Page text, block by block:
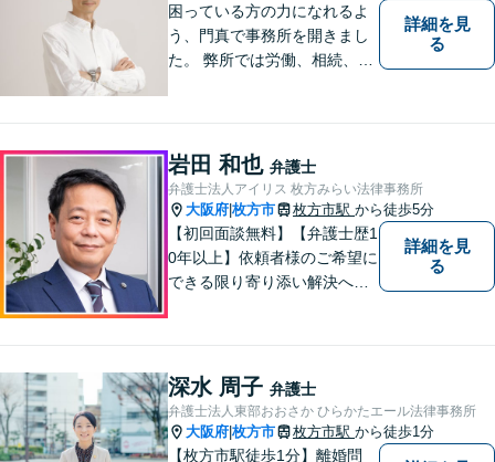
困っている方の力になれるよ
う、門真で事務所を開きまし
た。 弊所では労働、相続、離
す。
詳細を見
る
岩田 和也 弁護士
弁護士法人アイリス 枚方みらい法律事務所
大阪府 枚方市 枚方市駅 から徒歩5分
【初回面談無料】【弁護士歴1
0年以上】依頼者様のご希望に
できる限り寄り添い解決へと
夫婦カウンセラーの資格保有
【相続問題】セミナー講師や
書籍執筆の経験あり【枚方市
駅5分】
詳細を見
る
深水 周子 弁護士
弁護士法人東部おおさか ひらかたエール法律事務所
大阪府 枚方市 枚方市駅 から徒歩1分
【枚方市駅徒歩1分】離婚問